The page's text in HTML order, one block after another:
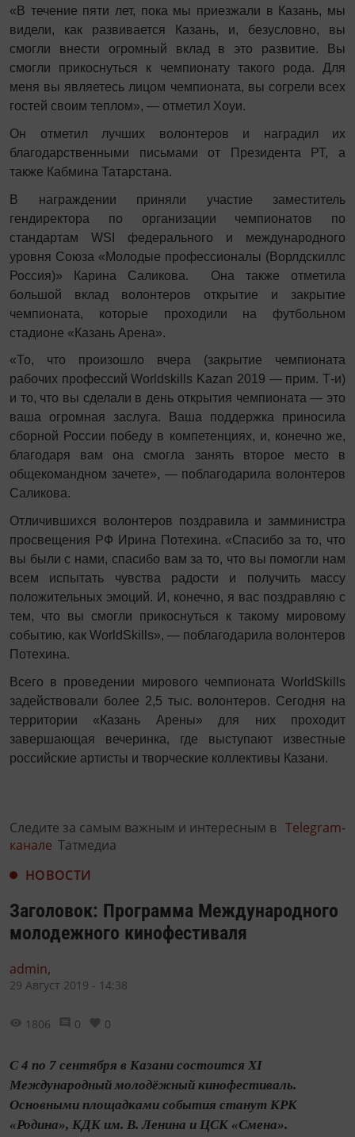
«В течение пяти лет, пока мы приезжали в Казань, мы
видели, как развивается Казань, и, безусловно, вы
смогли внести огромный вклад в это развитие. Вы
смогли прикоснуться к чемпионату такого рода. Для
меня вы являетесь лицом чемпионата, вы согрели всех
гостей своим теплом», — отметил Хоуи.
Он отметил лучших волонтеров и наградил их
благодарственными письмами от Президента РТ, а
также Кабмина Татарстана.
В награждении приняли участие заместитель
гендиректора по организации чемпионатов по
стандартам WSI федерального и международного
уровня Союза «Молодые профессионалы (Ворлдскиллс
Россия)» Карина Саликова. Она также отметила
большой вклад волонтеров открытие и закрытие
чемпионата, которые проходили на футбольном
стадионе «Казань Арена».
«То, что произошло вчера (закрытие чемпионата
рабочих профессий Worldskills Kazan 2019 — прим. Т-и)
и то, что вы сделали в день открытия чемпионата — это
ваша огромная заслуга. Ваша поддержка приносила
сборной России победу в компетенциях, и, конечно же,
благодаря вам она смогла занять второе место в
общекомандном зачете», — поблагодарила волонтеров
Саликова.
Отличившихся волонтеров поздравила и замминистра
просвещения РФ Ирина Потехина. «Спасибо за то, что
вы были с нами, спасибо вам за то, что вы помогли нам
всем испытать чувства радости и получить массу
положительных эмоций. И, конечно, я вас поздравляю с
тем, что вы смогли прикоснуться к такому мировому
событию, как WorldSkills», — поблагодарила волонтеров
Потехина.
Всего в проведении мирового чемпионата WorldSkills
задействовали более 2,5 тыс. волонтеров. Сегодня на
территории «Казань Арены» для них проходит
завершающая вечеринка, где выступают известные
российские артисты и творческие коллективы Казани.
Следите за самым важным и интересным в Telegram-
канале Татмедиа
НОВОСТИ
Заголовок: Программа Международного
молодежного кинофестиваля
admin,
29 Август 2019 - 14:38
1806 0 0
С 4 по 7 сентября в Казани состоится XI
Международный молодёжный кинофестиваль.
Основными площадками события станут КРК
«Родина», КДК им. В. Ленина и ЦСК «Смена».